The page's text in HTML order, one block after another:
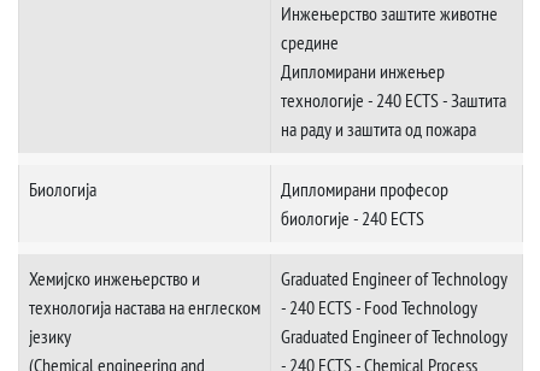
Инжењерство заштите животне
средине
Дипломирани инжењер
технологије - 240 ECTS - Заштита
на раду и заштита од пожара
Биологија
Дипломирани професор
биологије - 240 ECTS
Хемијско инжењерство и
технологија настава на енглеском
језику
(Chemical engineering and
Graduated Engineer of Technology
- 240 ECTS - Food Technology
Graduated Engineer of Technology
- 240 ECTS - Chemical Process